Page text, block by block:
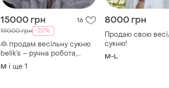
15000 грн 16
19000 грн -22%
👰 продам весільну сукню
belik’s – ручна робота,
ідеальний стан ✨ продаю
розкішну весільну сукню
M і ще 1
8000 грн
Продаю свою
сукню!
M-L